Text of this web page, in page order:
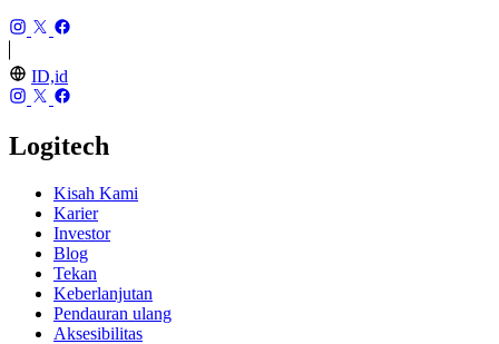
ID,id
Logitech
Kisah Kami
Karier
Investor
Blog
Tekan
Keberlanjutan
Pendauran ulang
Aksesibilitas